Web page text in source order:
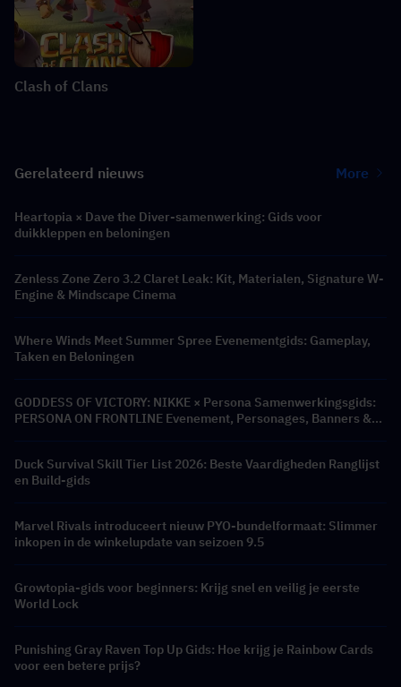
Clash of Clans
Gerelateerd nieuws More
Heartopia × Dave the Diver-samenwerking: Gids voor
duikkleppen en beloningen
Zenless Zone Zero 3.2 Claret Leak: Kit, Materialen, Signature W-
Engine & Mindscape Cinema
Where Winds Meet Summer Spree Evenementgids: Gameplay,
Taken en Beloningen
GODDESS OF VICTORY: NIKKE × Persona Samenwerkingsgids:
PERSONA ON FRONTLINE Evenement, Personages, Banners &
Duck Survival Skill Tier List 2026: Beste Vaardigheden Ranglijst
en Build-gids
Marvel Rivals introduceert nieuw PYO-bundelformaat: Slimmer
inkopen in de winkelupdate van seizoen 9.5
Growtopia-gids voor beginners: Krijg snel en veilig je eerste
World Lock
Punishing Gray Raven Top Up Gids: Hoe krijg je Rainbow Cards
voor een betere prijs?